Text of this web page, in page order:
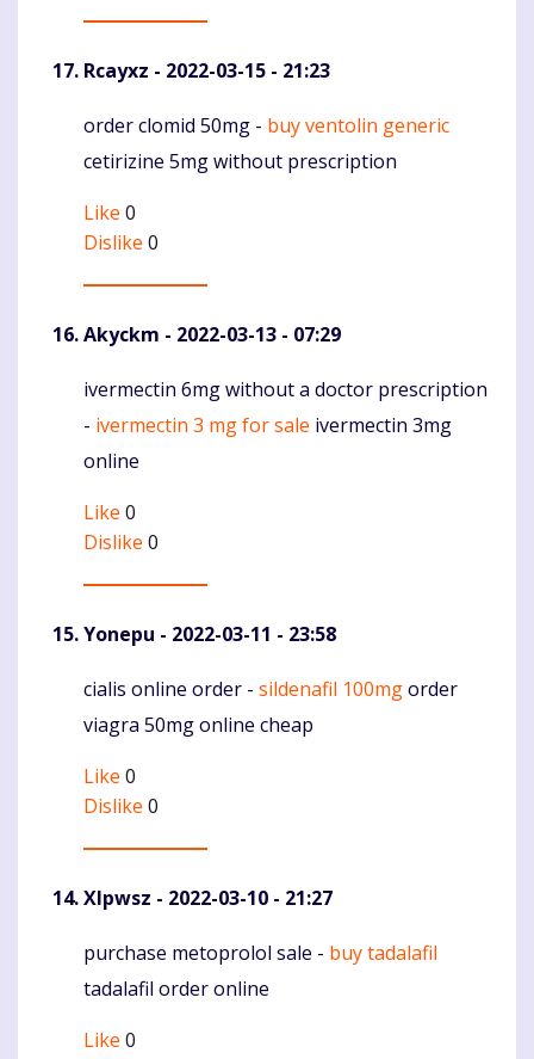
Rcayxz - 2022-03-15 - 21:23
Komentaras
order clomid 50mg - buy ventolin generic
cetirizine 5mg without prescription
Like 0
Dislike 0
Akyckm - 2022-03-13 - 07:29
Komentaras
ivermectin 6mg without a doctor prescription
- ivermectin 3 mg for sale ivermectin 3mg
online
Like 0
Dislike 0
Yonepu - 2022-03-11 - 23:58
Komentaras
cialis online order - sildenafil 100mgorder
viagra 50mg online cheap
Like 0
Dislike 0
Xlpwsz - 2022-03-10 - 21:27
Komentaras
purchase metoprolol sale - buy tadalafil
tadalafil order online
Like 0